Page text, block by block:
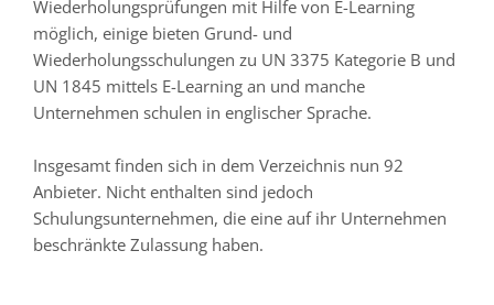
Wiederholungsprüfungen mit Hilfe von E-Learning
möglich, einige bieten Grund- und
Wiederholungsschulungen zu UN 3375 Kategorie B und
UN 1845 mittels E-Learning an und manche
Unternehmen schulen in englischer Sprache.
Insgesamt finden sich in dem Verzeichnis nun 92
Anbieter. Nicht enthalten sind jedoch
Schulungsunternehmen, die eine auf ihr Unternehmen
beschränkte Zulassung haben.